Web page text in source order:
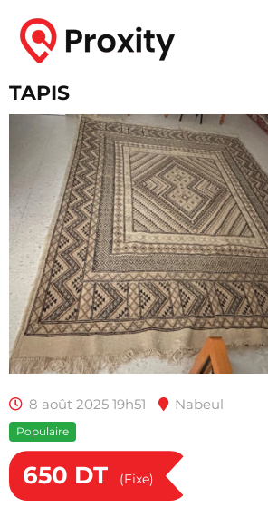
TAPIS
8 août 2025 19h51 Nabeul
Populaire
650 DT (Fixe)